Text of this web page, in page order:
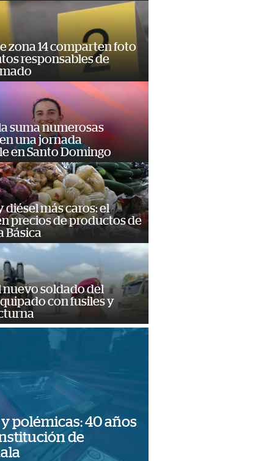
zona 14 comparten foto
responsables de
suma numerosas
una jornada
en Santo Domingo
diésel más caros: el
precios de productos de
Básica
nuevo soldado del
con fusiles y
polémicas: 40 años
de